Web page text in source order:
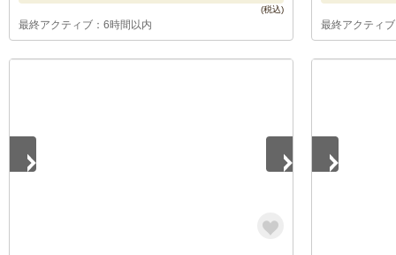
最終アクティブ：6時間以内 最終アクティ